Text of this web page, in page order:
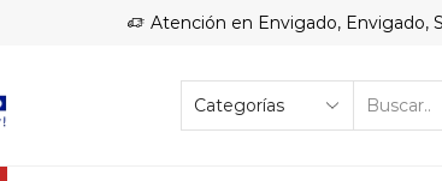
Atención en Envigado, Envigado,
SEARCH